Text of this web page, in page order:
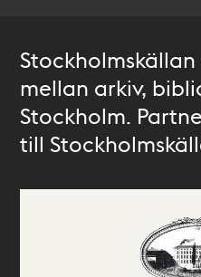
mellan arkiv,
Stockholm.
till